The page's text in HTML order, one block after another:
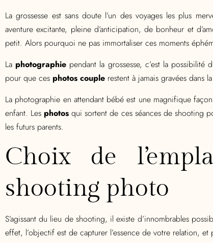
La grossesse est sans doute l’un des voyages les plus
aventure excitante, pleine d’anticipation, de bonheur et
petit. Alors pourquoi ne pas immortaliser ces moments
La photographie pendant la grossesse, c’est la possibilité
pour que ces photos couple restent à jamais gravées dans
La photographie en attendant bébé est une magnifique
enfant. Les photos qui sortent de ces séances de shooting
les futurs parents.
Choix de
shooting photo
S’agissant du lieu de shooting, il existe d’innombrables
effet, l’objectif est de capturer l’essence de votre relation,